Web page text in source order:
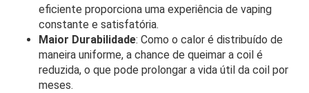
eficiente proporciona uma experiência de vaping
constante e satisfatória.
Maior Durabilidade: Como o calor é distribuído de
maneira uniforme, a chance de queimar a coil é
reduzida, o que pode prolongar a vida útil da coil por
meses.